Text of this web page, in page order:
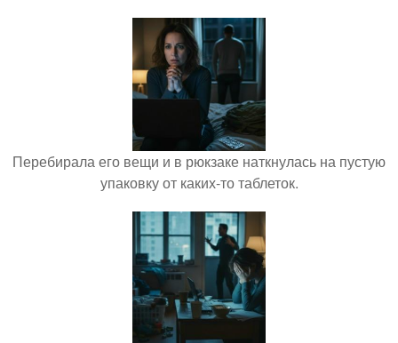
Перебирала его вещи и в рюкзаке наткнулась на пустую
упаковку от каких-то таблеток.